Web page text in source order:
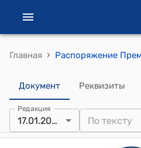
Главная ›
Документ Реквизиты
Редакция
17.01.2013